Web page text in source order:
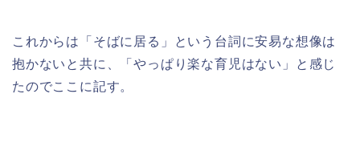
これからは「そばに居る」という台詞に安易な想像は
抱かないと共に、「やっぱり楽な育児はない」と感じ
たのでここに記す。